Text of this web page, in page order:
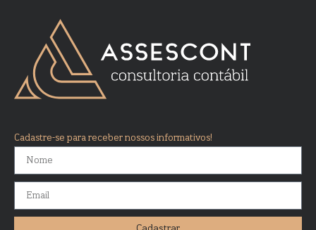
Cadastre-se para receber nossos informativos!